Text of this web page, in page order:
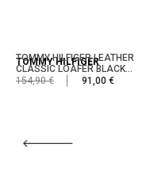
TOMMY HILFIGER
TOMMY HILFIGER LEATHER
CLASSIC LOAFER BLACK...
154,90 €
91,00 €